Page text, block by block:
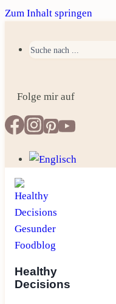
Zum Inhalt springen
Folge mir auf
Healthy
Decisions